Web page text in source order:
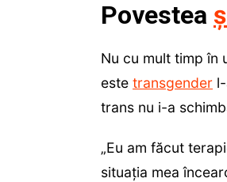
Povestea
Nu cu mult timp în
este transgender
trans nu i-a
„Eu am făcut
situația mea